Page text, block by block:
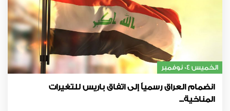
الخميس 04 نوفمبر
انضمام العراق رسمياً إلى اتفاق باريس للتغيرات
المناخية...